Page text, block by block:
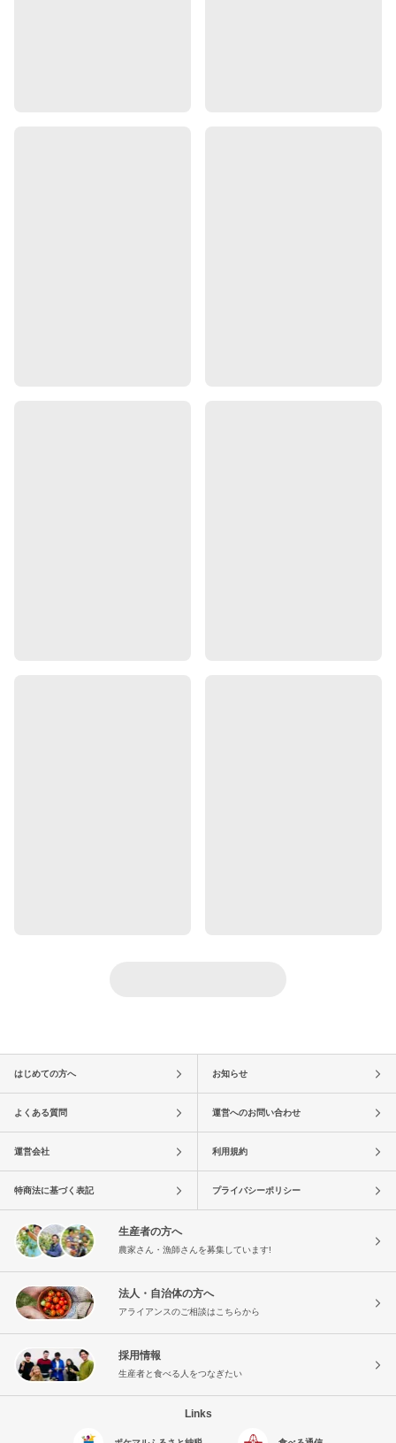
はじめての方へ お知らせ
よくある質問 運営へのお問い合わせ
運営会社 利用規約
特商法に基づく表記 プライバシーポリシー
生産者の方へ
農家さん・漁師さんを募集しています!
法人・自治体の方へ
アライアンスのご相談はこちらから
採用情報
生産者と食べる人をつなぎたい
Links